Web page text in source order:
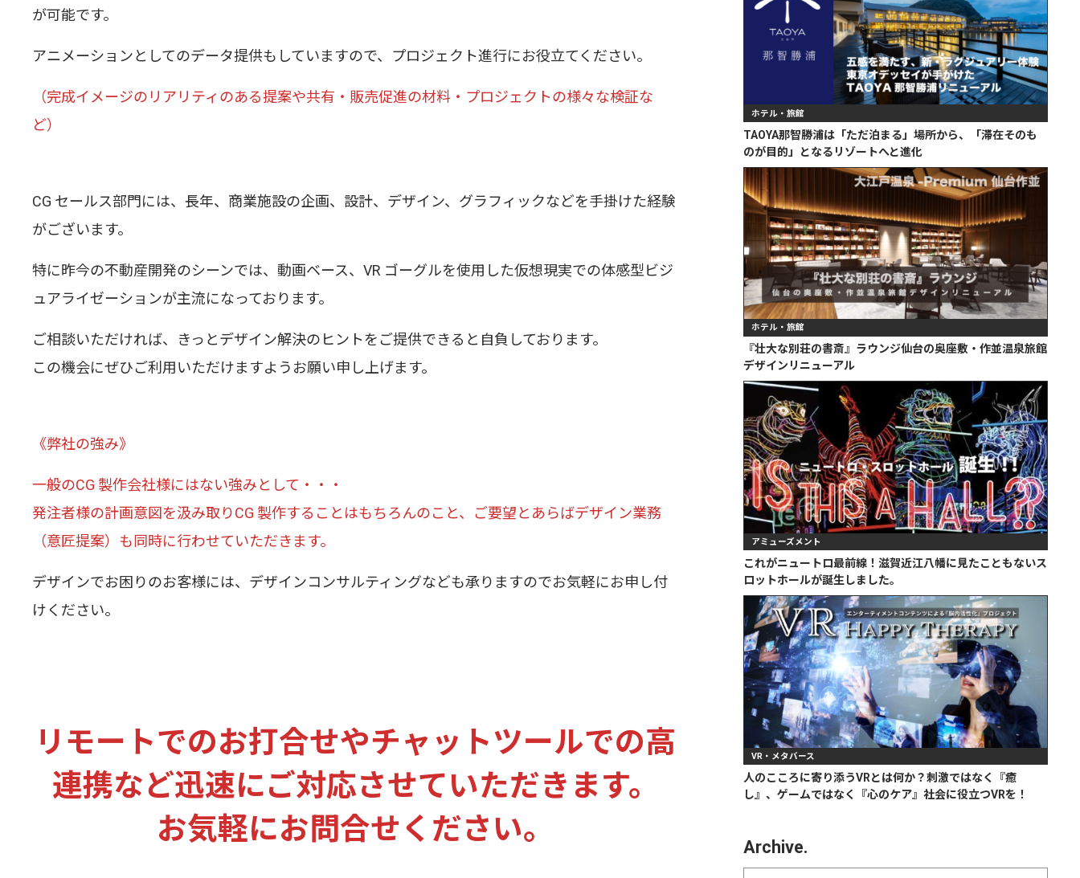
が可能です。
アニメーションとしてのデータ提供もしていますので、プロジェクト進行にお役立てください。
（完成イメージのリアリティのある提案や共有・販売促進の材料・プロジェクトの様々な検証な
ど）
CG セールス部門には、長年、商業施設の企画、設計、デザイン、グラフィックなどを手掛けた経験
がございます。
特に昨今の不動産開発のシーンでは、動画ベース、VR ゴーグルを使用した仮想現実での体感型ビジ
ュアライゼーションが主流になっております。
ご相談いただければ、きっとデザイン解決のヒントをご提供できると自負しております。
この機会にぜひご利用いただけますようお願い申し上げます。
《弊社の強み》
一般のCG 製作会社様にはない強みとして・・・
発注者様の計画意図を汲み取りCG 製作することはもちろんのこと、ご要望とあらばデザイン業務
（意匠提案）も同時に行わせていただきます。
デザインでお困りのお客様には、デザインコンサルティングなども承りますのでお気軽にお申し付
けください。
リモートでのお打合せやチャットツールでの高
連携など迅速にご対応させていただきます。
お気軽にお問合せください。
ホテル・旅館
TAOYA那智勝浦は「ただ泊まる」場所から、「滞在そのも
のが目的」となるリゾートへと進化
ホテル・旅館
『壮大な別荘の書斎』ラウンジ仙台の奥座敷・作並温泉旅館
デザインリニューアル
アミューズメント
これがニュートロ最前線！滋賀近江八幡に見たこともないス
ロットホールが誕生しました。
VR・メタバース
人のこころに寄り添うVRとは何か？刺激ではなく『癒
し』、ゲームではなく『心のケア』社会に役立つVRを！
Archive.